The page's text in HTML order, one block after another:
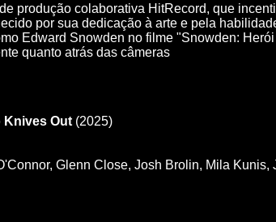
produção colaborativa HitRecord, que
por sua dedicação à arte e pela
Edward Snowden no filme "Snowden:
quanto atrás das câmeras​
Knives Out (2025)
Glenn Close, Josh Brolin, Mila